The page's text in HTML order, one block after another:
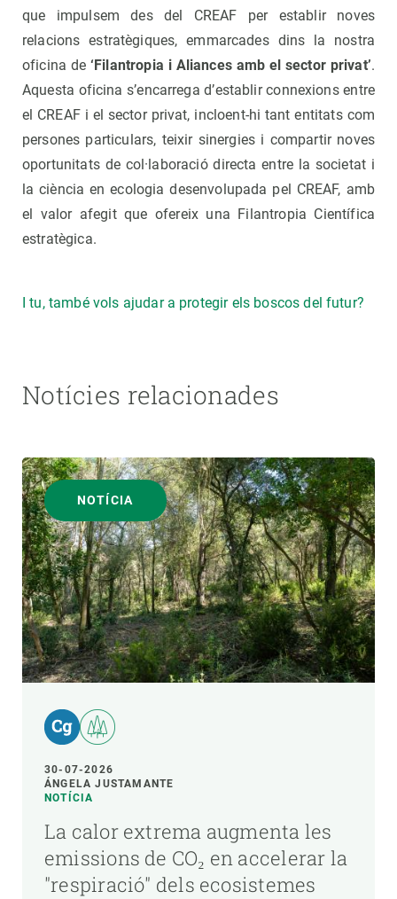
que impulsem des del CREAF per establir noves
relacions estratègiques, emmarcades dins la nostra
oficina de ‘Filantropia i Aliances amb el sector privat’.
Aquesta oficina s’encarrega d’establir connexions entre
el CREAF i el sector privat, incloent-hi tant entitats com
persones particulars, teixir sinergies i compartir noves
oportunitats de col·laboració directa entre la societat i
la ciència en ecologia desenvolupada pel CREAF, amb
el valor afegit que ofereix una Filantropia Científica
estratègica.
I tu, també vols ajudar a protegir els boscos del futur?
Notícies relacionades
NOTÍCIA
30-07-2026
ÁNGELA JUSTAMANTE
NOTÍCIA
La calor extrema augmenta les
emissions de CO₂ en accelerar la
"respiració" dels ecosistemes